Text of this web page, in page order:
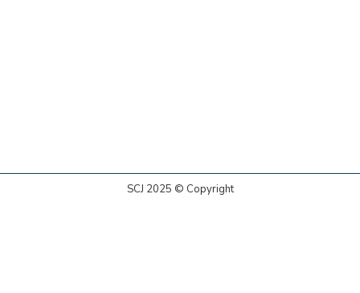
SCJ 2025 © Copyright